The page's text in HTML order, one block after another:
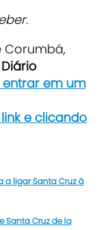
Corumbá,
Diário
em um
link e clicando
a ligar Santa Cruz à
Santa Cruz de la